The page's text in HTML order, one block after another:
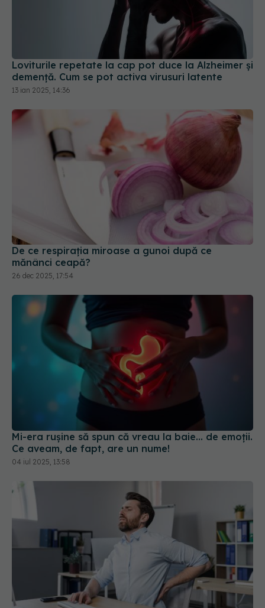
Loviturile repetate la cap pot duce la Alzheimer și
demență. Cum se pot activa virusuri latente
De ce respirația miroase a gunoi după ce
mănânci ceapă?
26 dec 2025, 17:54
Mi-era rușine să spun că vreau la baie... de emoții.
Ce aveam, de fapt, are un nume!
De ce unele dureri de spate persistă chiar și după
repaus sau tratament